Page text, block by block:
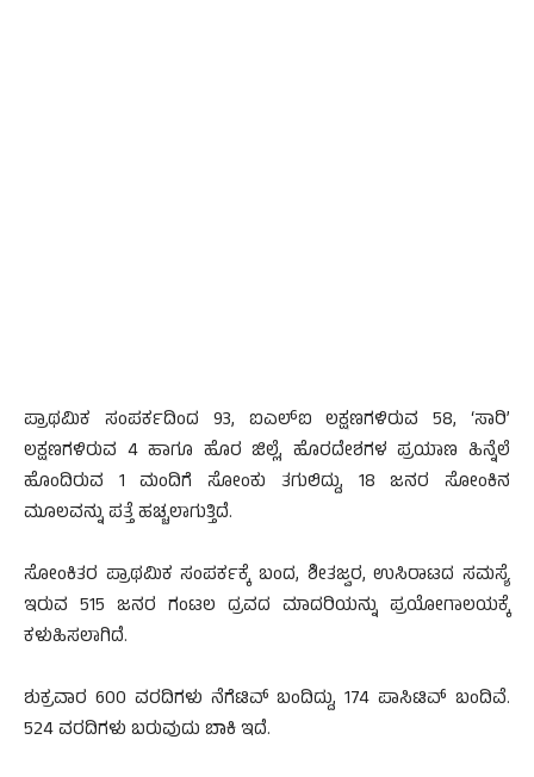
ಪ್ರಾಥಮಿಕ ಸಂಪರ್ಕದಿಂದ 93, ಐಎಲ್ಐ ಲಕ್ಷಣಗಳಿರುವ 58, ‘ಸಾರಿ’
ಲಕ್ಷಣಗಳಿರುವ 4 ಹಾಗೂ ಹೊರ ಜಿಲ್ಲೆ, ಹೊರದೇಶಗಳ ಪ್ರಯಾಣ ಹಿನ್ನೆಲೆ
ಹೊಂದಿರುವ 1 ಮಂದಿಗೆ ಸೋಂಕು ತಗುಲಿದ್ದು, 18 ಜನರ ಸೋಂಕಿನ
ಮೂಲವನ್ನು ಪತ್ತೆ ಹಚ್ಚಲಾಗುತ್ತಿದೆ.
ಸೋಂಕಿತರ ಪ್ರಾಥಮಿಕ ಸಂಪರ್ಕಕ್ಕೆ ಬಂದ, ಶೀತಜ್ವರ, ಉಸಿರಾಟದ ಸಮಸ್ಯೆ
ಇರುವ 515 ಜನರ ಗಂಟಲ ದ್ರವದ ಮಾದರಿಯನ್ನು ಪ್ರಯೋಗಾಲಯಕ್ಕೆ
ಕಳುಹಿಸಲಾಗಿದೆ.
ಶುಕ್ರವಾರ 600 ವರದಿಗಳು ನೆಗೆಟಿವ್ ಬಂದಿದ್ದು, 174 ಪಾಸಿಟಿವ್ ಬಂದಿವೆ.
524 ವರದಿಗಳು ಬರುವುದು ಬಾಕಿ ಇದೆ.